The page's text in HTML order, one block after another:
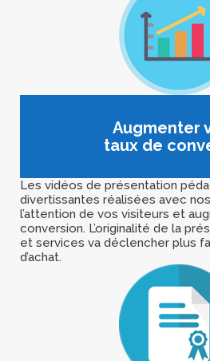
Augmenter
taux de
Les vidéos de présentation
divertissantes réalisées avec
l’attention de vos visiteurs et
conversion. L’originalité de la
et services va déclencher plus
d’achat.